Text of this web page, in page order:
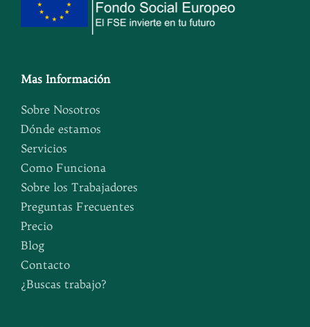
Mas Información
Sobre Nosotros
Dónde estamos
Servicios
Como Funciona
Sobre los Trabajadores
Preguntas Frecuentes
Precio
Blog
Contacto
¿Buscas trabajo?